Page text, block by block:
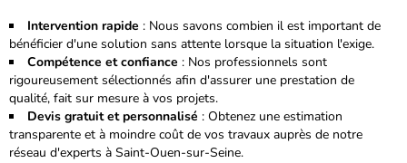
Intervention rapide : Nous savons combien il est important de
bénéficier d'une solution sans attente lorsque la situation l'exige.
Compétence et confiance : Nos professionnels sont
rigoureusement sélectionnés afin d'assurer une prestation de
qualité, fait sur mesure à vos projets.
Devis gratuit et personnalisé : Obtenez une estimation
transparente et à moindre coût de vos travaux auprès de notre
réseau d'experts à Saint-Ouen-sur-Seine.